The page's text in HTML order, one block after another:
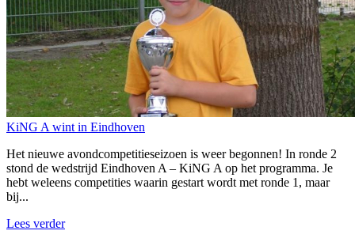
KiNG A wint in Eindhoven
Het nieuwe avondcompetitieseizoen is weer begonnen! In ronde 2
stond de wedstrijd Eindhoven A – KiNG A op het programma. Je
hebt weleens competities waarin gestart wordt met ronde 1, maar
bij...
Lees verder